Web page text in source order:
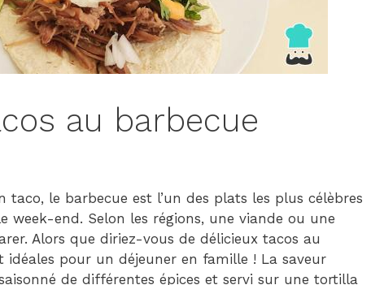
au barbecue
le barbecue est l’un des plats les plus célèbres
week-end. Selon les régions, une viande ou une
Alors que diriez-vous de délicieux tacos au
idéales pour un déjeuner en famille ! La saveur
de différentes épices et servi sur une tortilla